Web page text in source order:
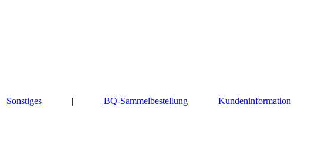
Sonstiges | BQ-Sammelbestellung Kundeninformation